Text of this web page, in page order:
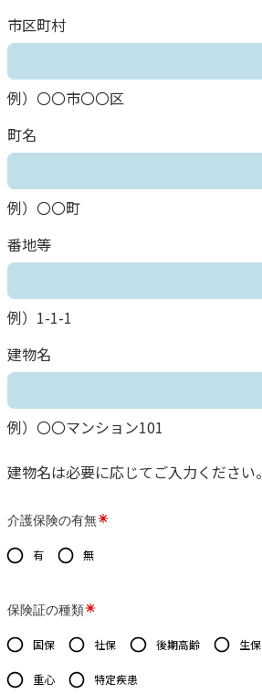
市区町村
例）〇〇市〇〇区
町名
例）〇〇町
番地等
例）1-1-1
建物名
例）〇〇マンション101
建物名は必要に応じてご入力ください。
介護保険の有無
有 無
保険証の種類
国保 社保 後期高齢 生保
重心 特定疾患